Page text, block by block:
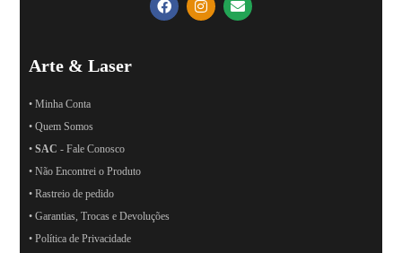
Arte & Laser
• Minha Conta
• Quem Somos
•SAC - Fale Conosco
• Não Encontrei o Produto
• Rastreio de pedido
• Garantias, Trocas e Devoluções
• Política de Privacidade